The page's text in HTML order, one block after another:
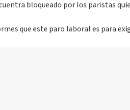
bloqueado por los paristas
que este paro laboral es para